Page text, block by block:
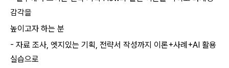
감각을
높이고자 하는 분
- 자료 조사, 엣지있는 기획, 전략서 작성까지 이론+사례+AI 활용
실습으로